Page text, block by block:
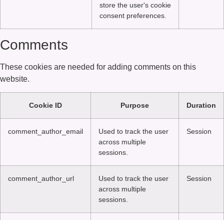
store the user's cookie
consent preferences.
Comments
These cookies are needed for adding comments on this
website.
Cookie ID Purpose Duration
comment_author_email
Used to track the user
across multiple
sessions.
Session
comment_author_url
Used to track the user
across multiple
sessions.
Session